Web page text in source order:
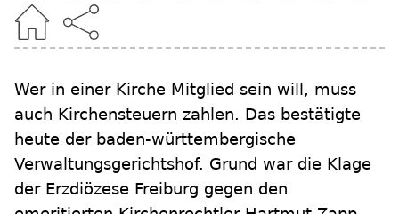
Wer in einer Kirche Mitglied sein will, muss
auch Kirchensteuern zahlen. Das bestätigte
heute der baden-württembergische
Verwaltungsgerichtshof. Grund war die Klage
der Erzdiözese Freiburg gegen den